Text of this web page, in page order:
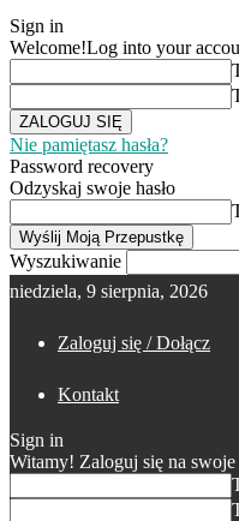
Sign in
Welcome!Log into your
Nie pamiętasz hasła?
Password recovery
Odzyskaj swoje hasło
Wyszukiwanie
niedziela, 9 sierpnia, 2026
Zaloguj się / Dołącz
Kontakt
Sign in
Witamy! Zaloguj się na